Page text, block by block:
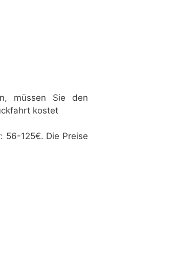
müssen Sie den
kostet
56-125€. Die Preise